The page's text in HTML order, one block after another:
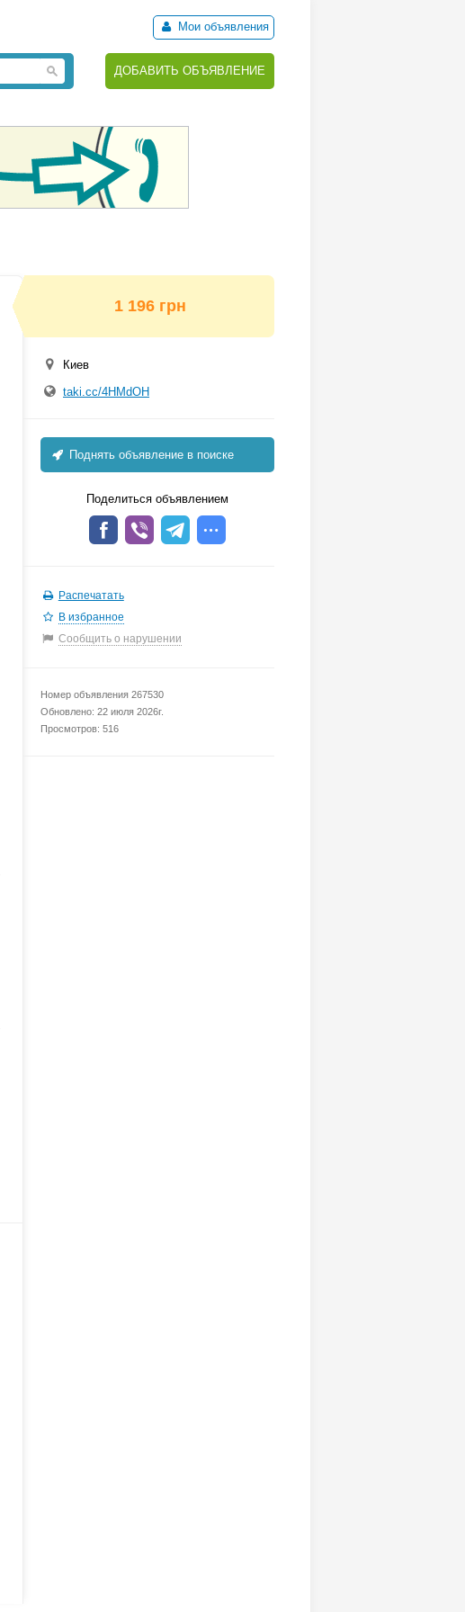
Мои объявления
ДОБАВИТЬ ОБЪЯВЛЕНИЕ
1 196 грн
Киев
taki.cc/4HMdOH
Поднять объявление в поиске
Поделиться объявлением
Распечатать
В избранное
Сообщить о нарушении
Номер объявления 267530
Обновлено: 22 июля 2026г.
Просмотров: 516